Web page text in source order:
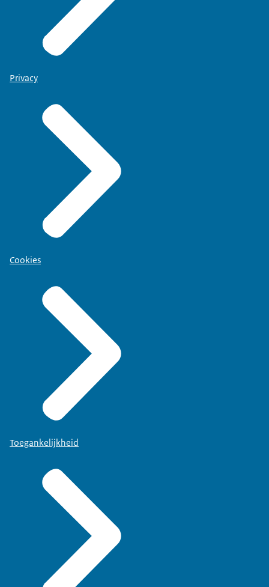
Privacy
Cookies
Toegankelijkheid